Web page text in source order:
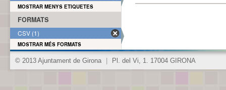
MOSTRAR MENYS ETIQUETES
FORMATS
CSV (1)
MOSTRAR MÉS FORMATS
© 2013 Ajuntament de Girona Pl. del Vi, 1. 17004 GIRONA